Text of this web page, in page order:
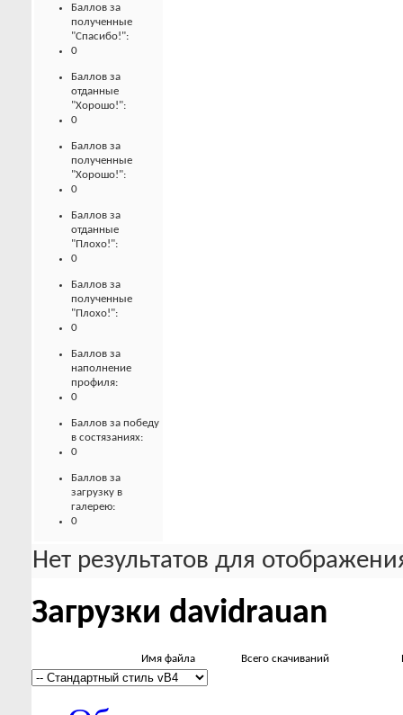
Баллов за
полученные
"Спасибо!":
0
Баллов за
отданные
"Хорошо!":
0
Баллов за
полученные
"Хорошо!":
0
Баллов за
отданные
"Плохо!":
0
Баллов за
полученные
"Плохо!":
0
Баллов за
наполнение
профиля:
0
Баллов за победу
в состязаниях:
0
Баллов за
загрузку в
галерею:
0
Нет результатов для
Загрузки davidrauan
Имя файла Всего скачиваний